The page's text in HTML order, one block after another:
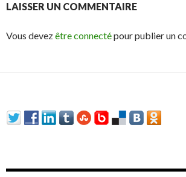
LAISSER UN COMMENTAIRE
Vous devezêtre connectépour publier un